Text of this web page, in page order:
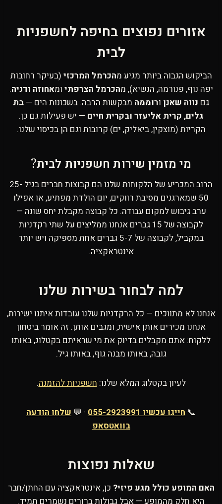
אזורים נפוצים בחיפה לחשפניות
לבית
הביקוש הגבוה ביותר מגיע מהכרמל המרכזי (בעיקר רחובות
יפה נוף, פנורמה, הנשיא), מהכרמל הצרפתי ומאחוזה ודניה.
גם נווה שאנן ורוממה מבקשות הרבה. בשכונות הים — בת
גלים, קרית אליעזר ובקרית חיים — יש פעילות גם כן.
הקריות (מוצקין, ביאליק, ים) קרובות וגם הן בכיסוי שלנו.
מי מזמין שירות חשפניות לבית?
הרוב המכריע של הלקוחות שלנו הם קבוצות חברים בגיל 25-
50 שמארגנים מסיבת רווקים, יום הולדת מפתיע, או אפילו
ערב גיבוש למקום עבודה. כל קבוצה מקבלת יחס שונה —
לקבוצה של 15 גברים אנחנו ממליצים על שתי רקדניות
במקביל, לקבוצה של 5-7 גברים אחת מספיקה ויש יותר
אינטראקציה.
למה לבחור בשירות שלנו
אנחנו לא מתווכים — כל הרקדניות שלנו עובדות איתנו ישירות,
אנחנו מכירים אותן אישית, ומגבים אותן. זה אומר ביטחון
ללקוח: אתם מקבלים בדיוק את מי שראיתם בקטלוג, באותו
גובה, באותו מבנה גוף, באותו גיל.
לעיון בקטלוג המלא שלנו:חשפניות להזמנה.
📞 חייגו עכשיו 055-2923991 · 💬 שלחו הודעה
בוואטסאפ
שאלות נפוצות
האם המופע כולל מגע פיזי? כן, אינטראקציה עם החתן/חבר
היא חלק מהמופע — אבל גבולות ברורים נשמרים תמיד.